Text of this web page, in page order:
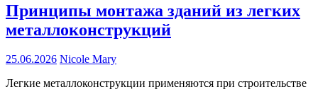
Принципы монтажа зданий из легких
металлоконструкций
25.06.2026 Nicole Mary
Легкие металлоконструкции применяются при строительстве